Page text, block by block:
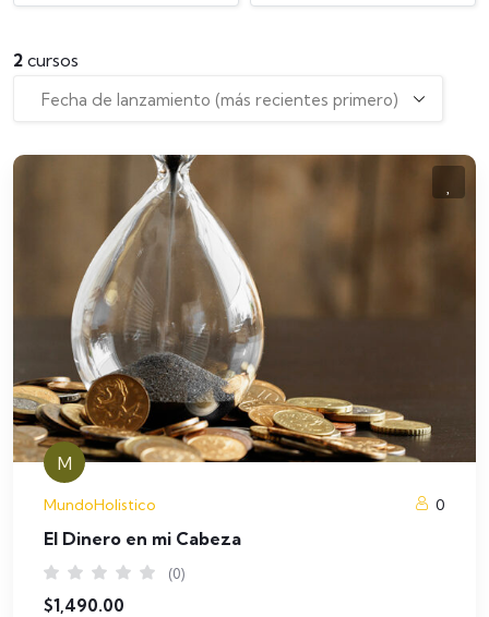
2 cursos
M
MundoHolistico 0
El Dinero en mi Cabeza
(0)
$1,490.00